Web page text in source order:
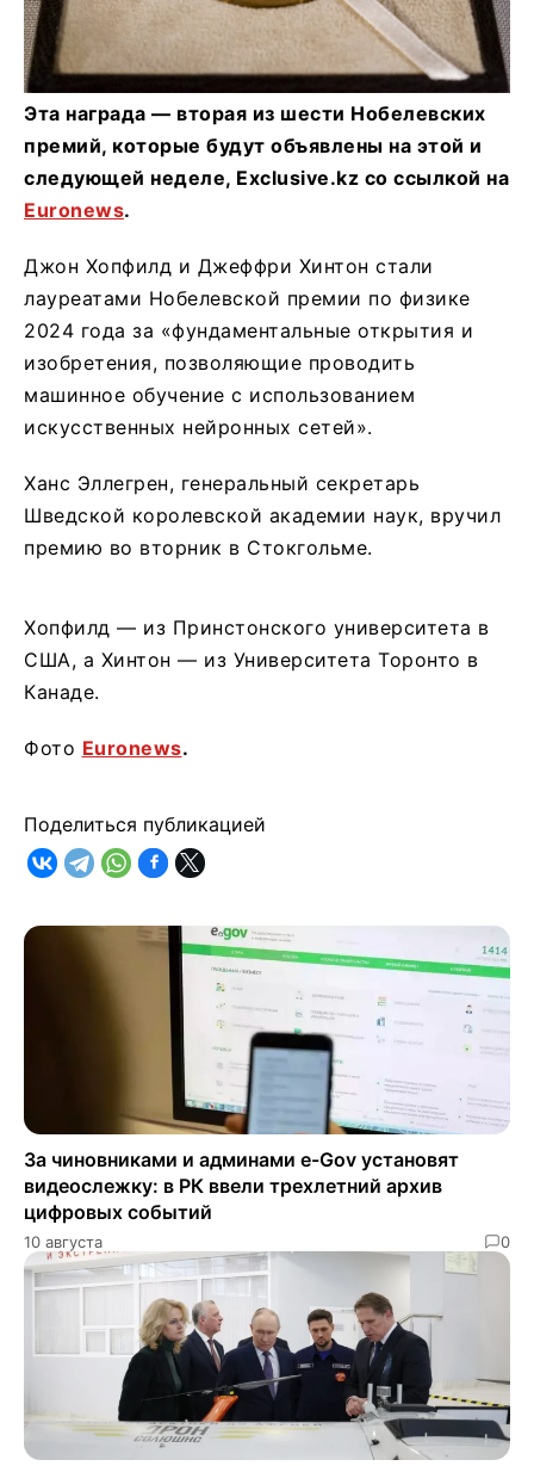
Эта награда — вторая из шести Нобелевских
премий, которые будут объявлены на этой и
следующей неделе, Exclusive.kz со ссылкой на
Euronews.
Джон Хопфилд и Джеффри Хинтон стали
лауреатами Нобелевской премии по физике
2024 года за «фундаментальные открытия и
изобретения, позволяющие проводить
машинное обучение с использованием
искусственных нейронных сетей».
Ханс Эллегрен, генеральный секретарь
Шведской королевской академии наук, вручил
премию во вторник в Стокгольме.
Хопфилд — из Принстонского университета в
США, а Хинтон — из Университета Торонто в
Канаде.
Фото Euronews.
Поделиться публикацией
За чиновниками и админами e-Gov установят
видеослежку: в РК ввели трехлетний архив
цифровых событий
10 августа 0